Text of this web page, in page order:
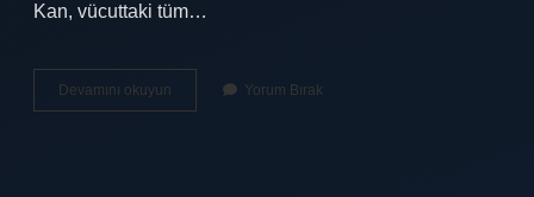
Kan, vücuttaki tüm…
Devamını okuyun Biyokimya
Sonuçları
Yorum Bırak